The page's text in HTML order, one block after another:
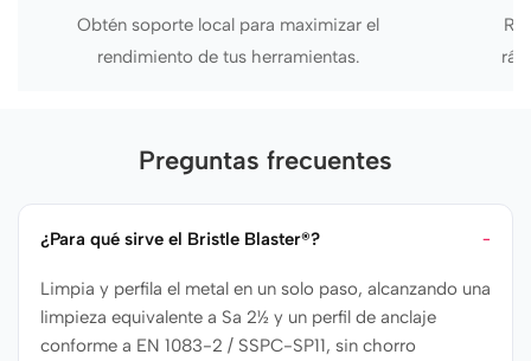
Obtén soporte local para maximizar el
rendimiento de tus herramientas.
Preguntas frecuentes
¿Para qué sirve el Bristle Blaster®?
Limpia y perfila el metal en un solo paso, alcanzando una
limpieza equivalente a Sa 2½ y un perfil de anclaje
conforme a EN 1083-2 / SSPC-SP11, sin chorro